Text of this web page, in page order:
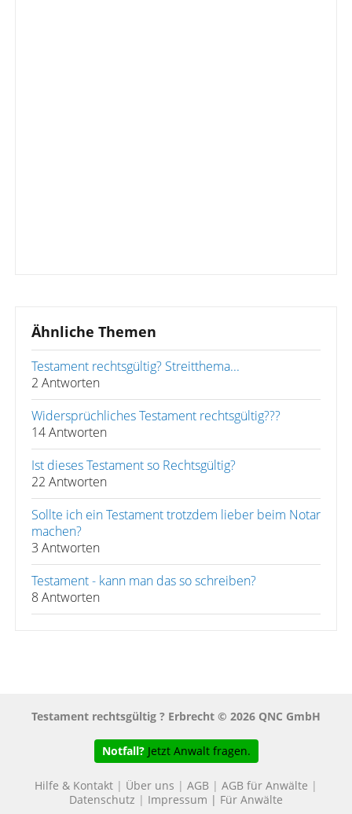
Ähnliche Themen
Testament rechtsgültig? Streitthema...
2 Antworten
Widersprüchliches Testament rechtsgültig???
14 Antworten
Ist dieses Testament so Rechtsgültig?
22 Antworten
Sollte ich ein Testament trotzdem lieber beim Notar
machen?
3 Antworten
Testament - kann man das so schreiben?
8 Antworten
Testament rechtsgültig ? Erbrecht © 2026 QNC GmbH
Notfall? Jetzt Anwalt fragen.
Hilfe & Kontakt | Über uns | AGB | AGB für Anwälte |
Datenschutz | Impressum | Für Anwälte